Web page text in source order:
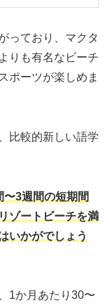
っており、マクタ
りも有名なビーチ
ポーツが楽しめま
比較的新しい語学
〜3週間の短期間
ゾートビーチを満
いかがでしょう
1か月あたり30〜